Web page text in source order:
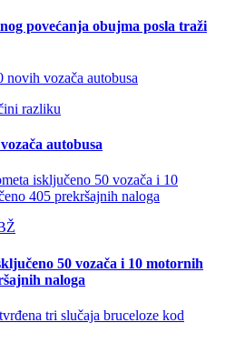
povećanja obujma posla traži
razliku
autobusa
50 vozača i 10 motornih
naloga